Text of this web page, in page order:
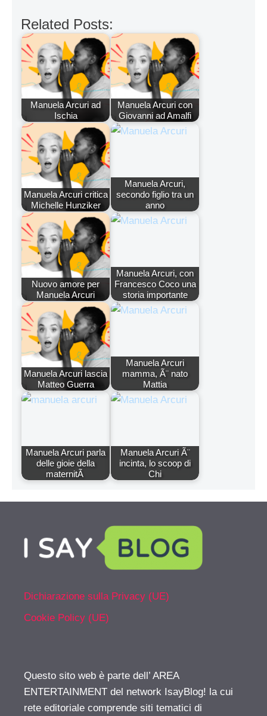
Related Posts:
Manuela Arcuri ad
Ischia
Manuela Arcuri con
Giovanni ad Amalfi
Manuela Arcuri critica
Michelle Hunziker
Manuela Arcuri,
secondo figlio tra un
anno
Nuovo amore per
Manuela Arcuri
Manuela Arcuri, con
Francesco Coco una
storia importante
Manuela Arcuri lascia
Matteo Guerra
Manuela Arcuri
mamma, Ã¨ nato
Mattia
Manuela Arcuri parla
delle gioie della
maternitÃ
Manuela Arcuri Ã¨
incinta, lo scoop di
Chi
Dichiarazione sulla Privacy (UE)
Cookie Policy (UE)
Questo sito web è parte dell’ AREA
ENTERTAINMENT del network IsayBlog! la cui
rete editoriale comprende siti tematici di